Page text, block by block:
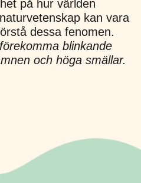
på hur världen
kan vara
dessa fenomen.
blinkande
och höga smällar.